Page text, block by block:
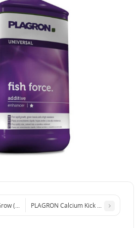
(20L) PLAGRON Calcium Kick 5kg